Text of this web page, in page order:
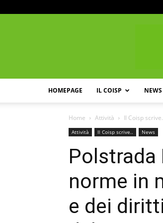
HOMEPAGE IL COISP NEWS
Home Attività Il Coisp
Attività Il Coisp scrive.. News
Polstrada
norme in
e dei